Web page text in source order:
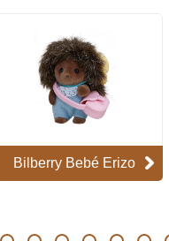
Bilberry Bebé Erizo